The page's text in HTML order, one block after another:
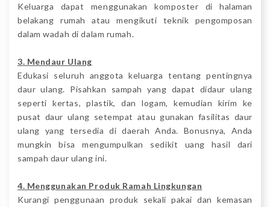
Keluarga dapat menggunakan komposter di halaman
belakang rumah atau mengikuti teknik pengomposan
dalam wadah di dalam rumah.
3. Mendaur Ulang
Edukasi seluruh anggota keluarga tentang pentingnya
daur ulang. Pisahkan sampah yang dapat didaur ulang
seperti kertas, plastik, dan logam, kemudian kirim ke
pusat daur ulang setempat atau gunakan fasilitas daur
ulang yang tersedia di daerah Anda. Bonusnya, Anda
mungkin bisa mengumpulkan sedikit uang hasil dari
sampah daur ulang ini.
4. Menggunakan Produk Ramah Lingkungan
Kurangi penggunaan produk sekali pakai dan kemasan